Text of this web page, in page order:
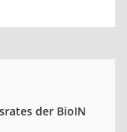
der BioIN